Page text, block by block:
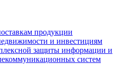
продукции
и инвестициям
защиты информации и
систем